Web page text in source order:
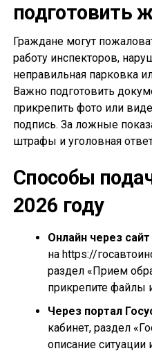
подготовить
Граждане могут
работу инспекторов,
неправильная парковка
Важно подготовить
прикрепить фото или
подпись. За ложные
штрафы и уголовная
Способы
2026 году
Онлайн через
на https://
раздел «Прием
прикрепите файлы
Через портал
кабинет, раздел
описание ситуации